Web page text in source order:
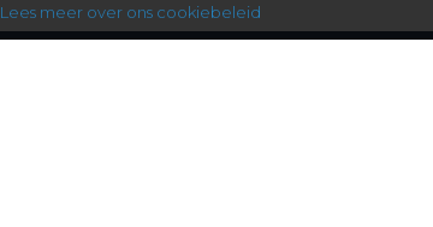
Lees meer over ons cookiebeleid